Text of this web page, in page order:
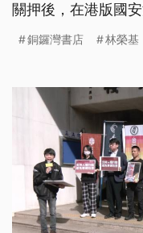
關押後，在港版國
銅鑼灣書店 林榮基